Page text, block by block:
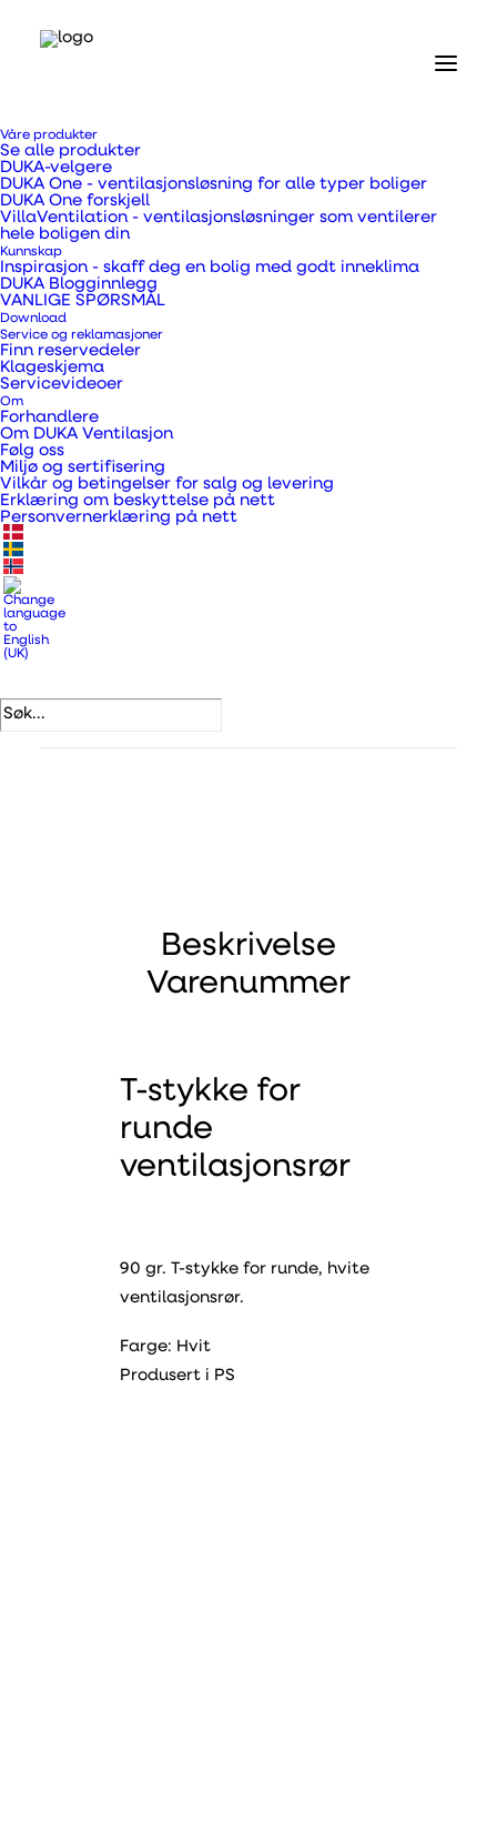
Våre produkter
Se alle produkter
DUKA-velgere
DUKA One - ventilasjonsløsning for alle typer boliger
DUKA One forskjell
VillaVentilation - ventilasjonsløsninger som ventilerer
hele boligen din
Kunnskap
Inspirasjon - skaff deg en bolig med godt inneklima
DUKA Blogginnlegg
VANLIGE SPØRSMÅL
Download
Service og reklamasjoner
Finn reservedeler
Klageskjema
Servicevideoer
Om
Forhandlere
Om DUKA Ventilasjon
Følg oss
Miljø og sertifisering
Vilkår og betingelser for salg og levering
Erklæring om beskyttelse på nett
Personvernerklæring på nett
Våre produkter
Ventilasjonskanaler, overgangsstykker og rør
T-stykke for ventilasjonsrør Ø150 mm
T-stykke for
ventilasjonsrør Ø150
mm
T-stykke for hvite ventilasjonsrør
Produktnummer
332949
.
EAN
Beskrivelse
Varenummer
T-stykke for
runde
ventilasjonsrør
90 gr. T-stykke for runde, hvite
ventilasjonsrør.
Farge: Hvit
Produsert i PS